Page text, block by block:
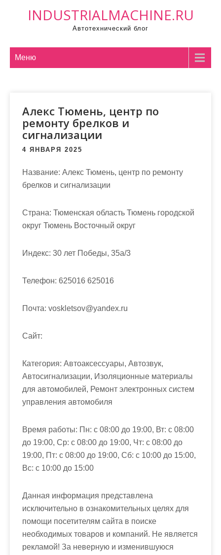
INDUSTRIALMACHINE.RU
Автотехнический блог
Меню
Алекс Тюмень, центр по
ремонту брелков и
сигнализации
4 ЯНВАРЯ 2025
Название: Алекс Тюмень, центр по ремонту
брелков и сигнализации
Страна: Тюменская область Тюмень городской
округ Тюмень Восточный округ
Индекс: 30 лет Победы, 35а/3
Телефон: 625016 625016
Почта: voskletsov@yandex.ru
Cайт:
Категория: Автоаксессуары, Автозвук,
Автосигнализации, Изоляционные материалы
для автомобилей, Ремонт электронных систем
управления автомобиля
Время работы: Пн: с 08:00 до 19:00, Вт: с 08:00
до 19:00, Ср: с 08:00 до 19:00, Чт: с 08:00 до
19:00, Пт: с 08:00 до 19:00, Сб: с 10:00 до 15:00,
Вс: с 10:00 до 15:00
Данная информация представлена
исключительно в ознакомительных целях для
помощи посетителям сайта в поиске
необходимых товаров и компаний. Не является
рекламой! За неверную и изменившуюся